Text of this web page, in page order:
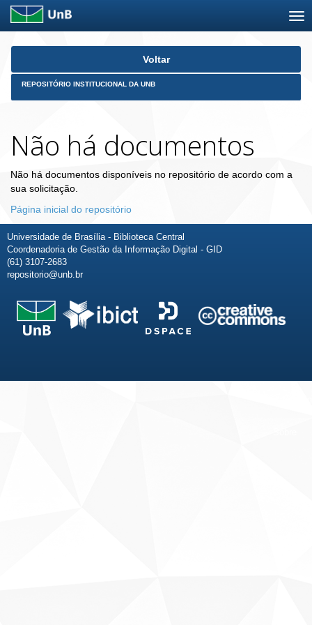
Skip
Voltar
REPOSITÓRIO INSTITUCIONAL DA UNB
Não há documentos
Não há documentos disponíveis no repositório de acordo com a
sua solicitação.
Página inicial do repositório
Universidade de Brasília - Biblioteca Central
Coordenadoria de Gestão da Informação Digital - GID
(61) 3107-2683
repositorio@unb.br